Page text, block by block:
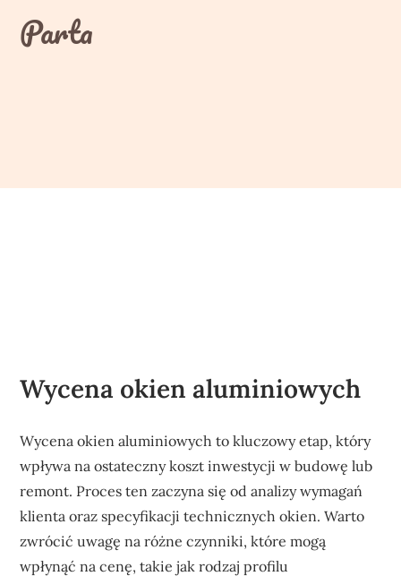
contentParta
Wycena okien aluminiowych
Wycena okien aluminiowych to kluczowy etap, który
wpływa na ostateczny koszt inwestycji w budowę lub
remont. Proces ten zaczyna się od analizy wymagań
klienta oraz specyfikacji technicznych okien. Warto
zwrócić uwagę na różne czynniki, które mogą
wpłynąć na cenę, takie jak rodzaj profilu